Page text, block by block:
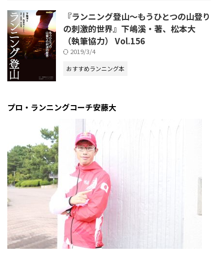
『ランニング登山～もうひとつの山登り
の刺激的世界』下嶋溪・著、松本大
（執筆協力） Vol.156
2019/3/4
おすすめランニング本
プロ・ランニングコーチ安藤大